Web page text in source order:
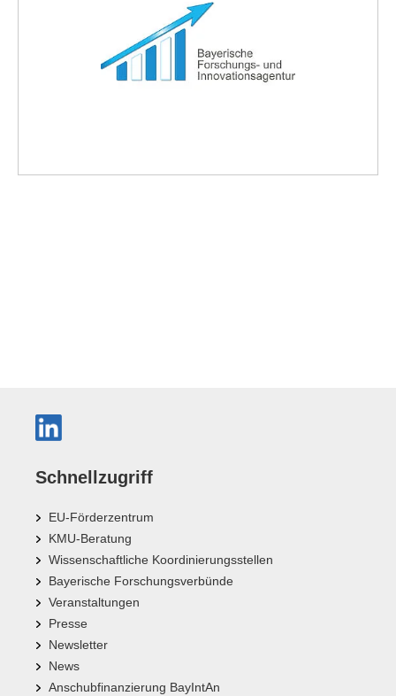
Schnellzugriff
EU-Förderzentrum
KMU-Beratung
Wissenschaftliche Koordinierungsstellen
Bayerische Forschungsverbünde
Veranstaltungen
Presse
Newsletter
News
Anschubfinanzierung BayIntAn